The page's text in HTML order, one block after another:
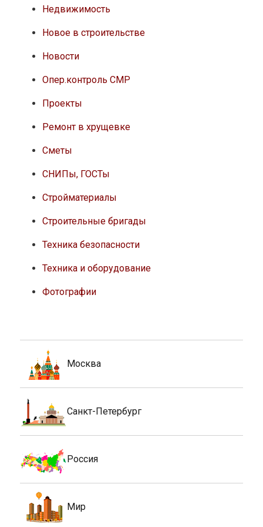
Недвижимость
Новое в строительстве
Новости
Опер.контроль СМР
Проекты
Ремонт в хрущевке
Сметы
СНИПы, ГОСТы
Стройматериалы
Строительные бригады
Техника безопасности
Техника и оборудование
Фотографии
Москва
Санкт-Петербург
Россия
Мир